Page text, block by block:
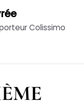
Colissimo